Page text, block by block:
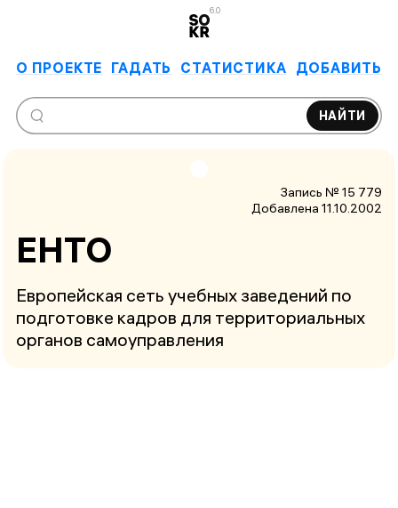
6.0
О ПРОЕКТЕ ГАДАТЬ СТАТИСТИКА ДОБАВИТЬ
НАЙТИ
Запись № 15 779
Добавлена 11.10.2002
ЕНТО
Европейская сеть учебных заведений по
подготовке кадров для территориальных
органов самоуправления